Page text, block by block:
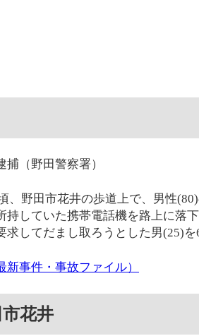
（野田警察署）
、野田市花井の歩道上で、男性
持していた携帯電話機を路上に落
求してだまし取ろうとした男(25)
新事件・事故ファイル）
花井